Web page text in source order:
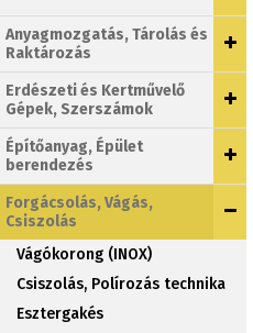
Anyagmozgatás, Tárolás és
Raktározás
Erdészeti és Kertművelő
Gépek, Szerszámok
Építőanyag, Épület
berendezés
Forgácsolás, Vágás,
Csiszolás
Vágókorong (INOX)
Csiszolás, Polírozás technika
Esztergakés